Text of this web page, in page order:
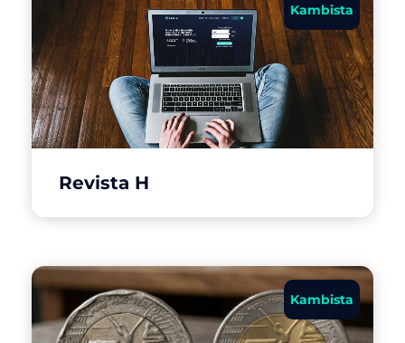
Kambista
Revista H
Kambista